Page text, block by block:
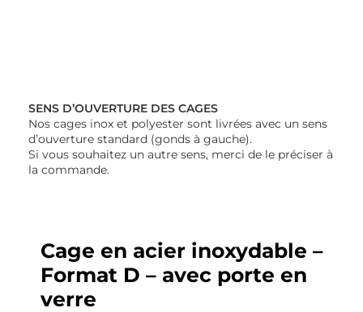
SENS D’OUVERTURE DES CAGES
Nos cages inox et polyester sont livrées avec un sens
d’ouverture standard (gonds à gauche).
Si vous souhaitez un autre sens, merci de le préciser à
la commande.
Cage en acier inoxydable –
Format D – avec porte en
verre